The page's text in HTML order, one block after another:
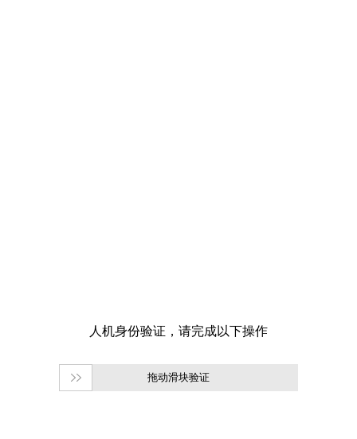
拖动滑块验证